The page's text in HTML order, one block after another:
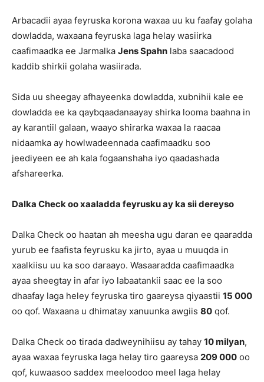
Arbacadii ayaa feyruska korona waxaa uu ku faafay golaha
dowladda, waxaana feyruska laga helay wasiirka
caafimaadka ee Jarmalka Jens Spahn laba saacadood
kaddib shirkii golaha wasiirada.
Sida uu sheegay afhayeenka dowladda, xubnihii kale ee
dowladda ee ka qaybqaadanaayay shirka looma baahna in
ay karantiil galaan, waayo shirarka waxaa la raacaa
nidaamka ay howlwadeennada caafimaadku soo
jeediyeen ee ah kala fogaanshaha iyo qaadashada
afshareerka.
Dalka Check oo xaaladda feyrusku ay ka sii dereyso
Dalka Check oo haatan ah meesha ugu daran ee qaaradda
yurub ee faafista feyrusku ka jirto, ayaa u muuqda in
xaalkiisu uu ka soo daraayo. Wasaaradda caafimaadka
ayaa sheegtay in afar iyo labaatankii saac ee la soo
dhaafay laga heley feyruska tiro gaareysa qiyaastii 15 000
oo qof. Waxaana u dhimatay xanuunka awgiis 80 qof.
Dalka Check oo tirada dadweynihiisu ay tahay 10 milyan,
ayaa waxaa feyruska laga helay tiro gaareysa 209 000 oo
qof, kuwaasoo saddex meeloodoo meel laga helay